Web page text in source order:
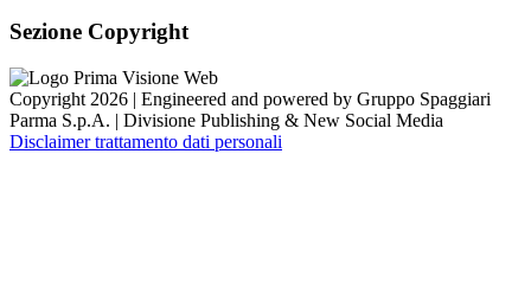
Sezione Copyright
Copyright 2026 | Engineered and powered by Gruppo Spaggiari
Parma S.p.A. | Divisione Publishing & New Social Media
Disclaimer trattamento dati personali